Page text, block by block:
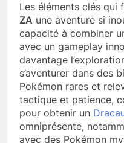
Les éléments clés qui
ZA une aventure si
capacité à combiner
avec un gameplay
davantage
s’aventurer dans des
Pokémon rares et
tactique et patience,
pour obtenir un
omniprésente,
avec des Pokémon